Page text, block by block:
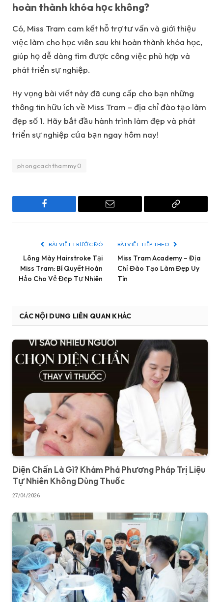
hoàn thành khóa học không?
Có, Miss Tram cam kết hỗ trợ tư vấn và giới thiệu
việc làm cho học viên sau khi hoàn thành khóa học,
giúp họ dễ dàng tìm được công việc phù hợp và
phát triển sự nghiệp.
Hy vọng bài viết này đã cung cấp cho bạn những
thông tin hữu ích về Miss Tram – địa chỉ đào tạo làm
đẹp số 1. Hãy bắt đầu hành trình làm đẹp và phát
triển sự nghiệp của bạn ngay hôm nay!
phongcachthammy0
Facebook Email
Copy
BÀI VIẾT TRƯỚC ĐÓ
Lông Mày Hairstroke Tại
Miss Tram: Bí Quyết Hoàn
Hảo Cho Vẻ Đẹp Tự Nhiên
BÀI VIẾT TIẾP THEO
Miss Tram Academy – Địa
Chỉ Đào Tạo Làm Đẹp Uy
Tín
CÁC NỘI DUNG LIÊN QUAN KHÁC
Diện Chẩn Là Gì? Khám Phá Phương Pháp Trị Liệu
Tự Nhiên Không Dùng Thuốc
27/04/2026